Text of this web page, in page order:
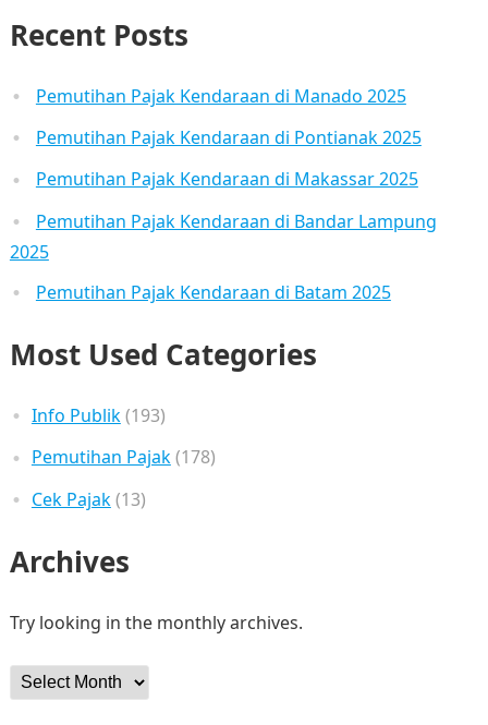
Recent Posts
Pemutihan Pajak Kendaraan di Manado 2025
Pemutihan Pajak Kendaraan di Pontianak 2025
Pemutihan Pajak Kendaraan di Makassar 2025
Pemutihan Pajak Kendaraan di Bandar Lampung
2025
Pemutihan Pajak Kendaraan di Batam 2025
Most Used Categories
Info Publik(193)
Pemutihan Pajak(178)
Cek Pajak(13)
Archives
Try looking in the monthly archives.
Archives